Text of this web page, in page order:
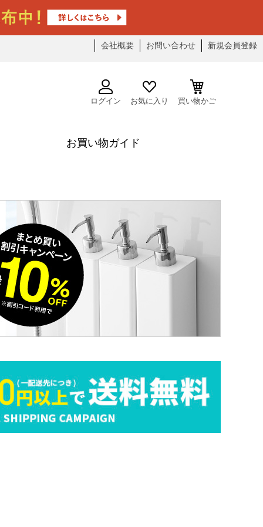
会社概要 お問い合わせ 新規会員登録
ログイン お気に入り 買い物かご
お買い物ガイド